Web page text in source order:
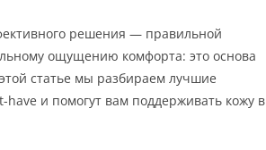
решения — правильной
ощущению комфорта: это основа
статье мы разбираем лучшие
и помогут вам поддерживать кожу в